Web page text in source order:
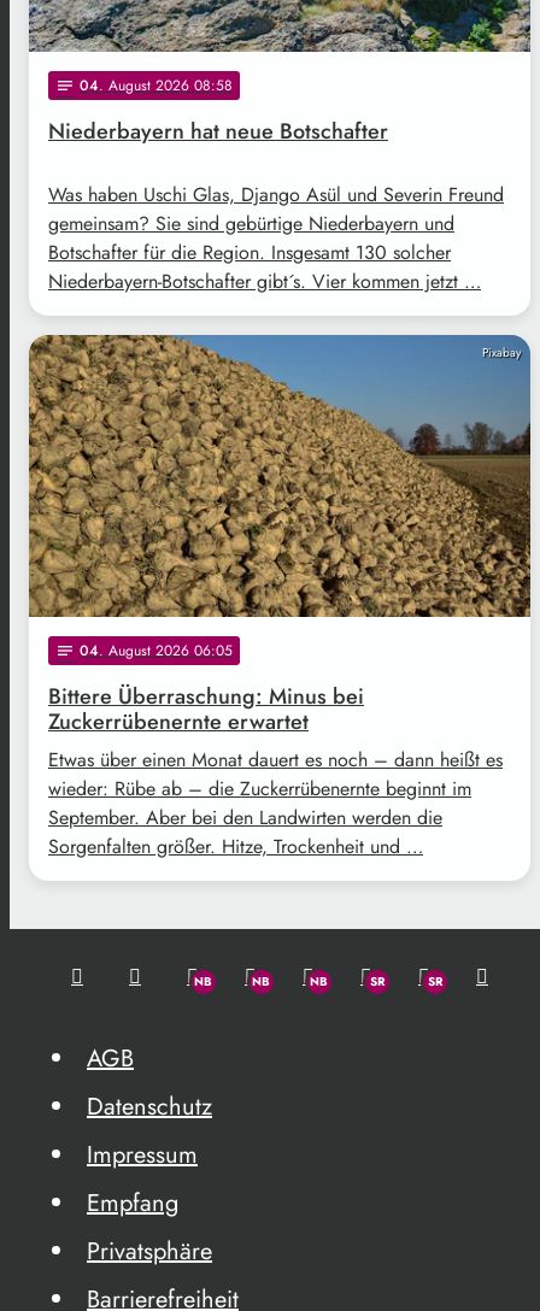
notes 04. August 2026 08:58
Niederbayern hat neue Botschafter
Was haben Uschi Glas, Django Asül und Severin Freund
gemeinsam? Sie sind gebürtige Niederbayern und
Botschafter für die Region. Insgesamt 130 solcher
Niederbayern-Botschafter gibt´s. Vier kommen jetzt …
Pixabay
notes 04. August 2026 06:05
Bittere Überraschung: Minus bei
Zuckerrübenernte erwartet
Etwas über einen Monat dauert es noch – dann heißt es
wieder: Rübe ab – die Zuckerrübenernte beginnt im
September. Aber bei den Landwirten werden die
Sorgenfalten größer. Hitze, Trockenheit und …
AGB
Datenschutz
Impressum
Empfang
Privatsphäre
Barrierefreiheit